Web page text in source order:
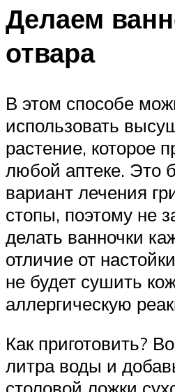
Делаем
отвара
В этом способе
использовать
растение, которое
любой аптеке. Это
вариант лечения
стопы, поэтому не
делать ванночки
отличие от
не будет сушить
аллергическую
Как приготовить?
литра воды и